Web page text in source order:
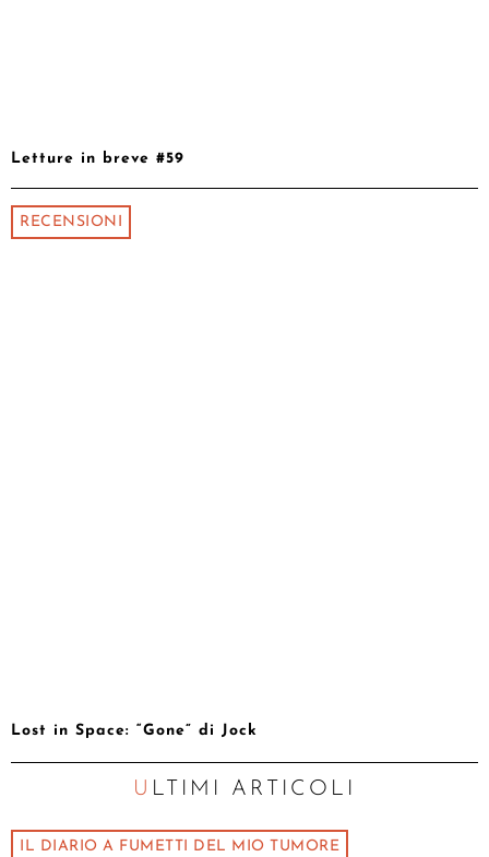
Letture in breve #59
RECENSIONI
Lost in Space: “Gone” di Jock
ULTIMI ARTICOLI
IL DIARIO A FUMETTI DEL MIO TUMORE